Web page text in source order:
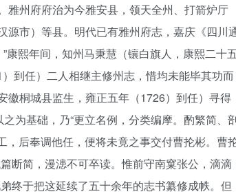
雅州府府治为今雅安县，领天全州、打箭炉厅
源市）等县。明代已有雅州府志，嘉庆《四川
康熙年间，知州马秉慧（镶白旗人，康熙二十
到任）二人相继主修州志，惜均未能毕其功而
徽桐城县监生，雍正五年（1726）到任）寻得
为基础，乃“更立名例，分类编摩。酌繁简、
，后奉调他任，便将未竟之事交付曹抡彬。曹
断简，漫漶不可卒读。惟前守南窠张公，滴滴
终于把这延续了五十余年的志书纂修成帙。但